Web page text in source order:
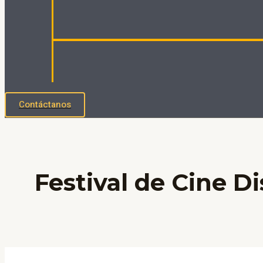
Contáctanos
Festival de Cine